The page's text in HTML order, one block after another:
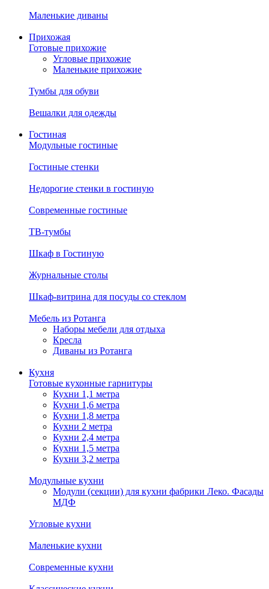
Маленькие диваны
Прихожая
Готовые прихожие
Угловые прихожие
Маленькие прихожие
Тумбы для обуви
Вешалки для одежды
Гостиная
Модульные гостиные
Гостиные стенки
Недорогие стенки в гостиную
Современные гостиные
ТВ-тумбы
Шкаф в Гостиную
Журнальные столы
Шкаф-витрина для посуды со стеклом
Мебель из Ротанга
Наборы мебели для отдыха
Кресла
Диваны из Ротанга
Кухня
Готовые кухонные гарнитуры
Кухни 1,1 метра
Кухни 1,6 метра
Кухни 1,8 метра
Кухни 2 метра
Кухни 2,4 метра
Кухни 1,5 метра
Кухни 3,2 метра
Модульные кухни
Модули (секции) для кухни фабрики Леко. Фасады
МДФ
Угловые кухни
Маленькие кухни
Современные кухни